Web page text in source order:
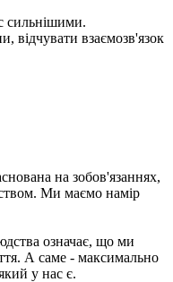
сильнішими.
відчувати взаємозв'язок
на зобов'язаннях,
Ми маємо намір
означає, що ми
А саме - максимально
у нас є.